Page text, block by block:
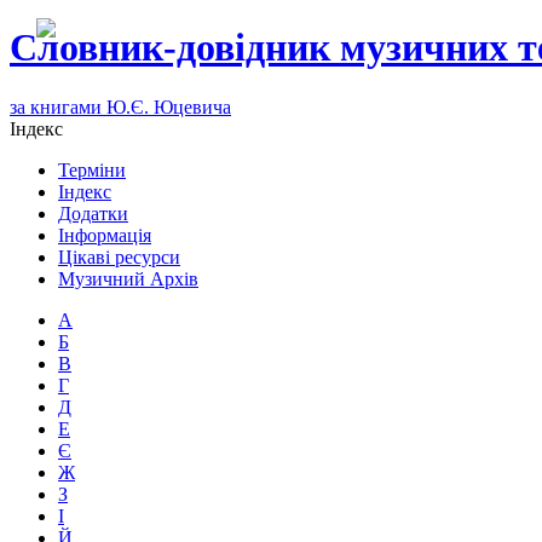
Словник-довідник музичних
за книгами Ю.Є. Юцевича
Індекс
Терміни
Індекс
Додатки
Інформація
Цікаві ресурси
Музичний Архів
А
Б
В
Г
Д
Е
Є
Ж
З
І
Й